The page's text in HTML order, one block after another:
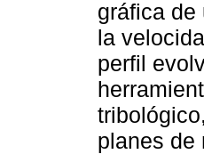
gráfica de
la
perfil
planes de